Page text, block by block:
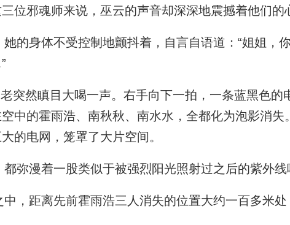
位邪魂师来说，巫云的声音却深深地震撼着他们的
的身体不受控制地颤抖着，自言自语道：“姐姐，
突然瞋目大喝一声。右手向下一拍，一条蓝黑色的
中的霍雨浩、南秋秋、南水水，全都化为泡影消
的电网，笼罩了大片空间。
弥漫着一股类似于被强烈阳光照射过之后的紫外线
，距离先前霍雨浩三人消失的位置大约一百多米